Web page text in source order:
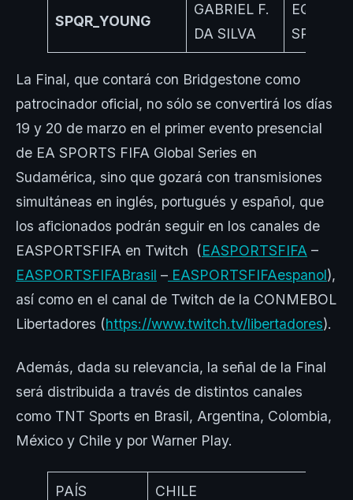
SPQR_YOUNG
GABRIEL F.
DA SILVA
EQUIPO
SPQR
La Final, que contará con Bridgestone como
patrocinador oficial, no sólo se convertirá los días
19 y 20 de marzo en el primer evento presencial
de EA SPORTS FIFA Global Series en
Sudamérica, sino que gozará con transmisiones
simultáneas en inglés, portugués y español, que
los aficionados podrán seguir en los canales de
EASPORTSFIFA en Twitch (EASPORTSFIFA –
EASPORTSFIFABrasil – EASPORTSFIFAespanol),
así como en el canal de Twitch de la CONMEBOL
Libertadores (https://www.twitch.tv/libertadores).
Además, dada su relevancia, la señal de la Final
será distribuida a través de distintos canales
como TNT Sports en Brasil, Argentina, Colombia,
México y Chile y por Warner Play.
PAÍS CHILE